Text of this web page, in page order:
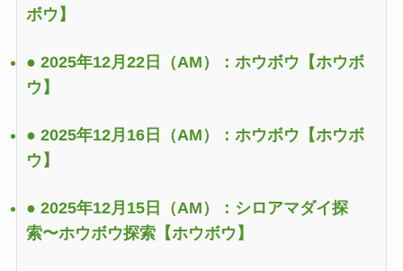
ボウ】
● 2025年12月22日（AM）：ホウボウ 【ホウボ
ウ】
● 2025年12月16日（AM）：ホウボウ 【ホウボ
ウ】
● 2025年12月15日（AM）：シロアマダイ探
索〜ホウボウ探索【ホウボウ】